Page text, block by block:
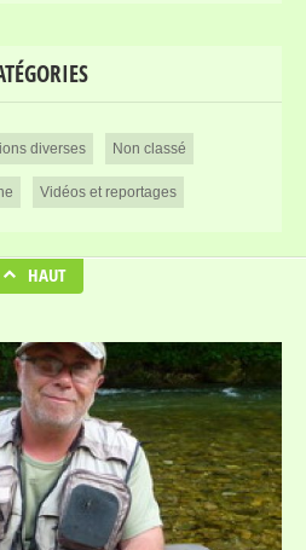
diverses Non classé
Vidéos et reportages
HAUT